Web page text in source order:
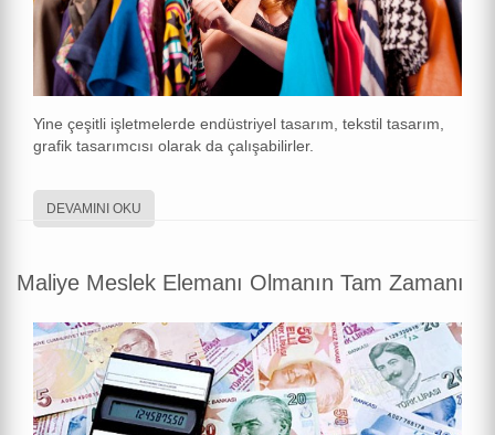
Yine çeşitli işletmelerde endüstriyel tasarım, tekstil tasarım,
grafik tasarımcısı olarak da çalışabilirler.
DEVAMINI OKU
Maliye Meslek Elemanı Olmanın Tam Zamanı